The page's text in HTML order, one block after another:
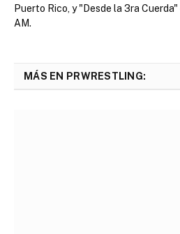
Puerto Rico, y "Desde la 3ra
AM.
MÁS EN PRWRESTLING: